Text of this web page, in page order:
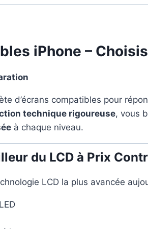
iPhone –
d’écrans compatibles pour
technique rigoureuse, vous
à chaque niveau.
du LCD à Prix
LCD la plus avancée